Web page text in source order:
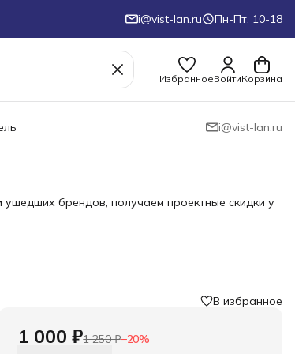
i@vist-lan.ru Пн-Пт, 10-18
ИзбранноеВойтиКорзина
i@vist-lan.ru
брендов, получаем проектные скидки у
В избранное
1 000 ₽1 250 ₽−20%